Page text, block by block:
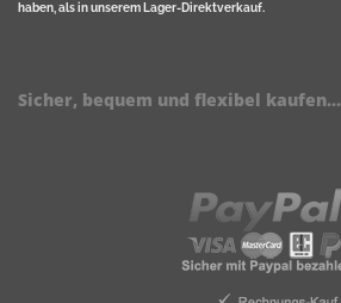
haben, als in unserem Lager-Direktverkauf.
Sicher, bequem und flexibel kaufen...